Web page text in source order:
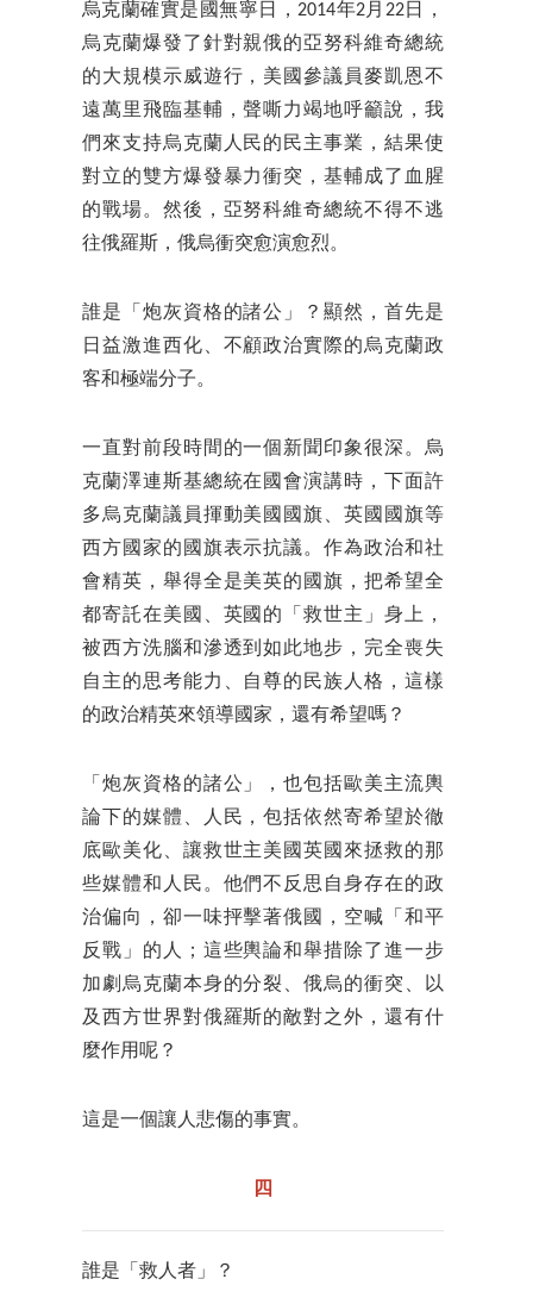
烏克蘭確實是國無寧日，2014年2月22日，
烏克蘭爆發了針對親俄的亞努科維奇總統
的大規模示威遊行，美國參議員麥凱恩不
遠萬里飛臨基輔，聲嘶力竭地呼籲說，我
們來支持烏克蘭人民的民主事業，結果使
對立的雙方爆發暴力衝突，基輔成了血腥
的戰場。然後，亞努科維奇總統不得不逃
往俄羅斯，俄烏衝突愈演愈烈。
誰是「炮灰資格的諸公」？顯然，首先是
日益激進西化、不顧政治實際的烏克蘭政
客和極端分子。
一直對前段時間的一個新聞印象很深。烏
克蘭澤連斯基總統在國會演講時，下面許
多烏克蘭議員揮動美國國旗、英國國旗等
西方國家的國旗表示抗議。作為政治和社
會精英，舉得全是美英的國旗，把希望全
都寄託在美國、英國的「救世主」身上，
被西方洗腦和滲透到如此地步，完全喪失
自主的思考能力、自尊的民族人格，這樣
的政治精英來領導國家，還有希望嗎？
「炮灰資格的諸公」，也包括歐美主流輿
論下的媒體、人民，包括依然寄希望於徹
底歐美化、讓救世主美國英國來拯救的那
些媒體和人民。他們不反思自身存在的政
治偏向，卻一味抨擊著俄國，空喊「和平
反戰」的人；這些輿論和舉措除了進一步
加劇烏克蘭本身的分裂、俄烏的衝突、以
及西方世界對俄羅斯的敵對之外，還有什
麼作用呢？
這是一個讓人悲傷的事實。
四
誰是「救人者」？